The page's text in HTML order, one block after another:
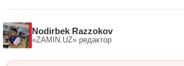
Nodirbek Razzokov
«ZAMIN.UZ» редактор